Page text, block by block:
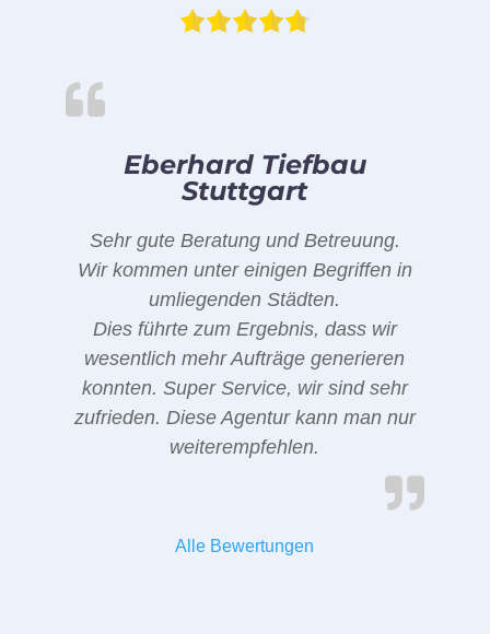
Eberhard Tiefbau
Stuttgart
Sehr gute Beratung und Betreuung.
Wir kommen unter einigen Begriffen in
umliegenden Städten.
Dies führte zum Ergebnis, dass wir
wesentlich mehr Aufträge generieren
konnten. Super Service, wir sind sehr
zufrieden. Diese Agentur kann man nur
weiterempfehlen.
Alle Bewertungen